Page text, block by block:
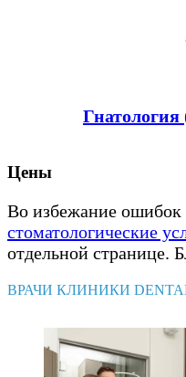
Гнатология
Цены
Во избежание ошибок
стоматологические
отдельной странице.
ВРАЧИ КЛИНИКИ